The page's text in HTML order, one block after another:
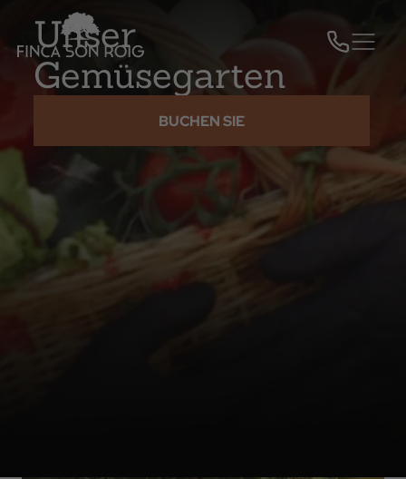
Unser
Gemüsegarten
BUCHEN SIE